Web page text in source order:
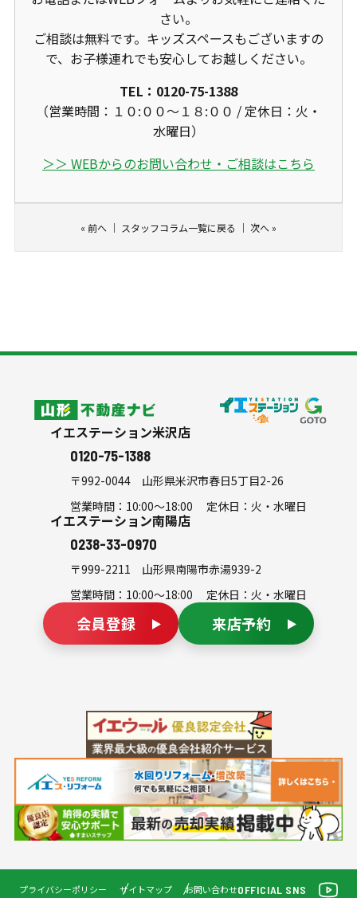
さい。
ご相談は無料です。キッズスペースもございますの
で、お子様連れでも安心してお越しください。
TEL：0120-75-1388
（営業時間：１０:００〜１８:００ / 定休日：火・
水曜日）
＞＞ WEBからのお問い合わせ・ご相談はこちら
« 前へ ｜ スタッフコラム一覧に戻る ｜ 次へ»
山形不動産ナビ
イエステーション米沢店
0120-75-1388
〒992-0044
山形県米沢市春日5丁目2-26
営業時間：10:00～18:00 定休日：火・水曜日
イエステーション南陽店
0238-33-0970
〒999-2211
山形県南陽市赤湯939-2
営業時間：10:00～18:00 定休日：火・水曜日
会員登録 来店予約
プライバシーポリシー サイトマップ お問い合わせOFFICIAL SNS